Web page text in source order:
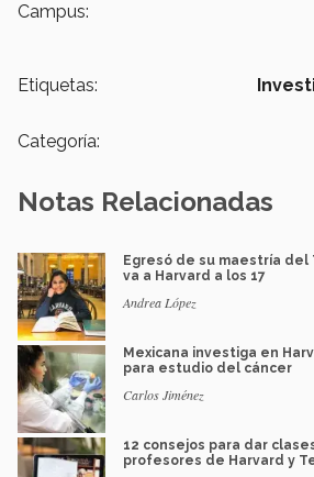
Campus:
Etiquetas:
Categoría:
Notas Relacionadas
Egresó de su maestría del
va a Harvard a los 17
Andrea López
Mexicana investiga en
para estudio del cáncer
Carlos Jiménez
12 consejos para dar
profesores de Harvard y